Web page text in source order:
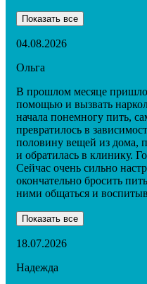
Показать все
04.08.2026
Ольга
В прошлом месяце
помощью и вызвать
начала понемногу пить,
превратилось в
половину вещей из дома,
и обратилась в клинику.
Сейчас очень сильно
окончательно бросить
ними общаться и
Показать все
18.07.2026
Надежда